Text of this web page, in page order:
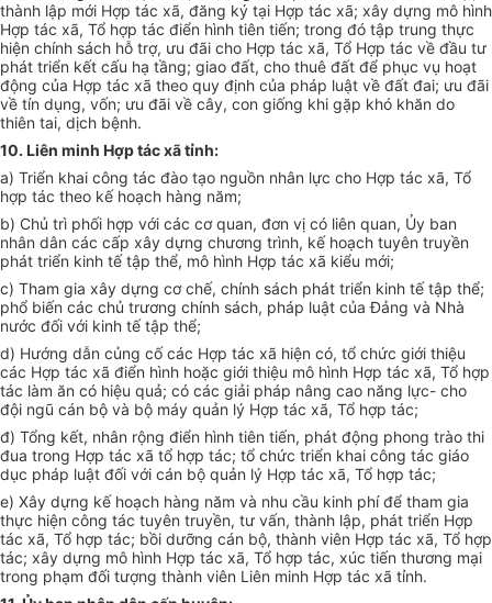
thành lập mới Hợp tác xã, đăng ký tại Hợp tác xã; xây dựng mô hình
Hợp tác xã, Tổ hợp tác điển hình tiên tiến; trong đó tập trung thực
hiện chính sách hỗ trợ, ưu đãi cho Hợp tác xã, Tổ Hợp tác về đầu tư
phát triển kết cấu hạ tầng; giao đất, cho thuê đất để phục vụ hoạt
động của Hợp tác xã theo quy định của pháp luật về đất đai; ưu đãi
về tín dụng, vốn; ưu đãi về cây, con giống khi gặp khó khăn do
thiên tai, dịch bệnh.
10. Liên minh Hợp tác xãtỉnh:
a) Triển khai công tác đào tạo nguồn nhân lực cho Hợp tác xã, Tổ
hợp tác theo kếhoạch hàng năm;
b) Chủ trì phối hợp với các cơ quan, đơn vị có liên quan, Ủy ban
nhân dân các cấp xây dựng chương trình, kế hoạch tuyên truyền
phát triển kinh tế tập thể, mô hình Hợp tác xã kiểu mới;
c) Tham gia xây dựng cơchế, chính sách phát triển kinh tếtập thể;
phổ biến các chủ trương chính sách, pháp luật của Đảng và Nhà
nước đối với kinh tế tập thể;
d) Hướng dẫn củng cốcác Hợp tác xã hiện có, tổ chức giới thiệu
các Hợp tác xã điển hình hoặc giới thiệu mô hình Hợp tác xã, Tổ hợp
tác làm ăn có hiệu quả; có các giải pháp nâng cao năng lực- cho
đội ngũ cán bộ và bộ máy quản lý Hợp tác xã, Tổ hợp tác;
đ) Tổng kết, nhân rộng điển hình tiên tiến, phát động phong trào thi
đua trong Hợp tác xã tổ hợp tác; tổ chức triển khai công tác giáo
dục pháp luật đối với cán bộ quản lý Hợp tác xã, Tổ hợp tác;
e) Xây dựng kế hoạch hàng năm và nhu cầu kinh phíđể tham gia
thực hiện công tác tuyên truyền, tư vấn, thành lập, phát triển Hợp
tác xã, Tổ hợp tác; bồi dưỡng cán bộ, thành viên Hợp tác xã, Tổ hợp
tác; xây dựng mô hình Hợp tác xã, Tổ hợp tác, xúc tiến thương mại
trong phạm đối tượng thành viên Liên minh Hợp tác xã tỉnh.